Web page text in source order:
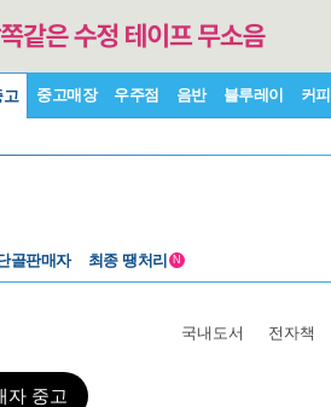
고 중고매장 우주점 음반 블루레이 커피
골판매자 최종 땡처리 N
국내도서 전자책
자 중고